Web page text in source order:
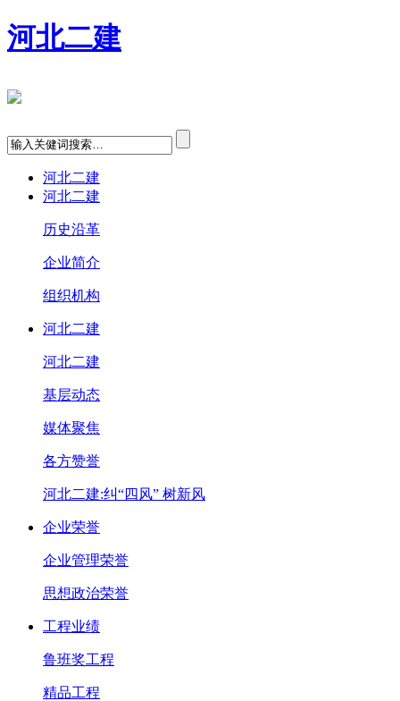
河北二建
河北二建
河北二建
历史沿革
企业简介
组织机构
河北二建
河北二建
基层动态
媒体聚焦
各方赞誉
河北二建:纠“四风” 树新风
企业荣誉
企业管理荣誉
思想政治荣誉
工程业绩
鲁班奖工程
精品工程